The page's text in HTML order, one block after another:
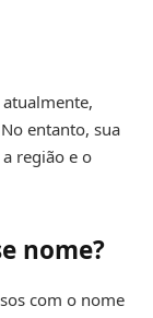
entanto, sua
região e o
nome?
com o nome